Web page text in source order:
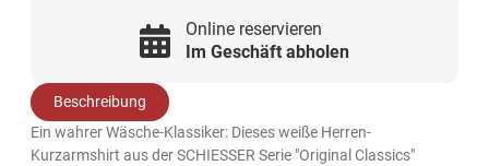
Online reservieren
Im Geschäft abholen
Beschreibung
Ein wahrer Wäsche-Klassiker: Dieses weiße Herren-
Kurzarmshirt aus der SCHIESSER Serie "Original Classics"